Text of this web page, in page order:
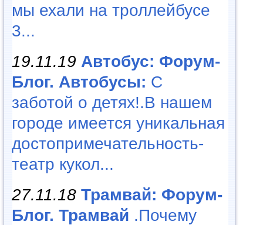
мы ехали на троллейбусе
3...
19.11.19 Автобус: Форум-
Блог. Автобусы: С
заботой о детях!.В нашем
городе имеется уникальная
достопримечательность-
театр кукол...
27.11.18 Трамвай: Форум-
Блог. Трамвай .Почему